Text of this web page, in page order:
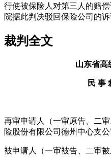
行使被保险人对第三人的赔
院据此判决驳回保险公司的诉
裁判全文
山东省高
民 事
再审申请人（一审原告、二
险股份有限公司德州中心支公
被申请人（一审被告、二审